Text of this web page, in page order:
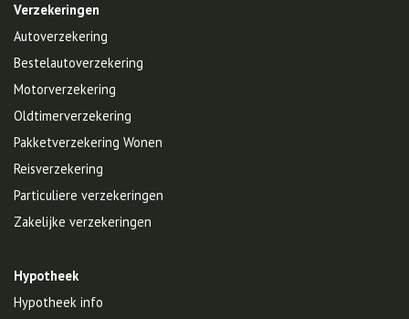
Verzekeringen
Autoverzekering
Bestelautoverzekering
Motorverzekering
Oldtimerverzekering
Pakketverzekering Wonen
Reisverzekering
Particuliere verzekeringen
Zakelijke verzekeringen
Hypotheek
Hypotheek info